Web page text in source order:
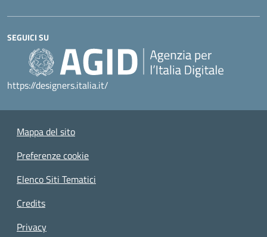
SEGUICI SU
https://designers.italia.it/
Mappa del sito
Preferenze cookie
Elenco Siti Tematici
Credits
Privacy